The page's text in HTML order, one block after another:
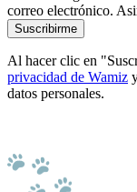
correo electrónico.
Suscribirme
Al hacer clic en
privacidad de Wamiz
datos personales.